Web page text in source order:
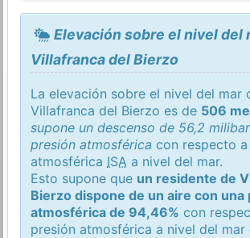
Elevación sobre el nivel del
Villafranca del Bierzo
La elevación sobre el nivel del mar
Villafranca del Bierzo es de 506
supone un descenso de 56,2
presión atmosférica con respecto
atmosférica ISA a nivel del mar.
Esto supone que un residente de
Bierzo dispone de un aire con una
atmosférica de 94,46% con
presión atmosférica a nivel del mar